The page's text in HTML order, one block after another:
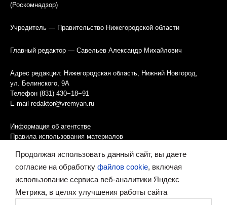
(Роскомнадзор)
Учредитель — Правительство Нижегородской области
Главный редактор — Савельев Александр Михайлович
Адрес редакции: Нижегородская область, Нижний Новгород,
ул. Белинского, 9А
Телефон (831) 430−18−91
E-mail redaktor@vremyan.ru
Информация об агентстве
Правила использования материалов
Информационная политика использования «cookies»-файлов
Ресурс содержит материалы 16+
Продолжая использовать данный сайт, вы даете
согласие на обработку файлов cookie, включая
использование сервиса веб-аналитики Яндекс
Метрика, в целях улучшения работы сайта